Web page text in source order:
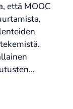
että MOOC